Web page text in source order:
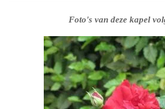
Foto's van deze kapel